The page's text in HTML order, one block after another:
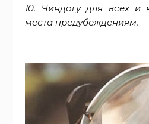
10. Чиндогу для всех и
места предубеждениям.